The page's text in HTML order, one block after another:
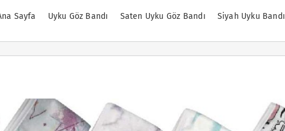
Sayfa Uyku Göz Bandı Saten Uyku Göz Bandı Siyah Uyku Bandı